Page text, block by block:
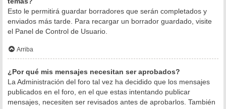
Esto le permitirá guardar borradores que serán completados y
enviados más tarde. Para recargar un borrador guardado, visite
el Panel de Control de Usuario.
Arriba
¿Por qué mis mensajes necesitan ser aprobados?
La Administración del foro tal vez ha decidido que los mensajes
publicados en el foro, en el que estas intentando publicar
mensajes, necesiten ser revisados antes de aprobarlos. También